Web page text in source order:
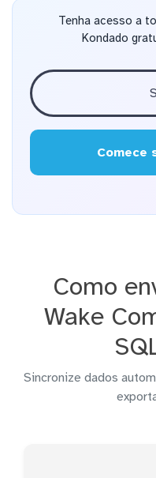
Tenha acesso a
Kondado
Comece
Como
Wake
Sincronize dados